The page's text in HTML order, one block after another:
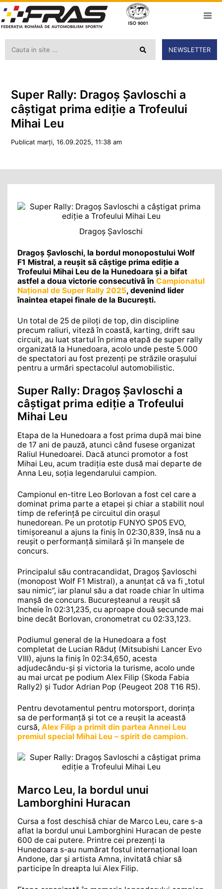
NEWSLETTER
Super Rally: Dragoș Șavloschi a
câștigat prima ediție a Trofeului
Mihai Leu
Publicat marți, 16.09.2025, 11:38 am
Dragoș Șavloschi
Dragoș Șavloschi, la bordul monopostului Wolf
F1 Mistral, a reușit să câștige prima ediție a
Trofeului Mihai Leu de la Hunedoara și a bifat
astfel a doua victorie consecutivă în Campionatul
Național de Super Rally 2025, devenind lider
înaintea etapei finale de la București.
Un total de 25 de piloți de top, din discipline
precum raliuri, viteză în coastă, karting, drift sau
circuit, au luat startul în prima etapă de super rally
organizată la Hunedoara, acolo unde peste 5.000
de spectatori au fost prezenți pe străzile orașului
pentru a urmări spectacolul automobilistic.
Super Rally: Dragoș Șavloschi a
câștigat prima ediție a Trofeului
Mihai Leu
Etapa de la Hunedoara a fost prima după mai bine
de 17 ani de pauză, atunci când fusese organizat
Raliul Hunedoarei. Dacă atunci promotor a fost
Mihai Leu, acum tradiția este dusă mai departe de
Anna Leu, soția legendarului campion.
Campionul en-titre Leo Borlovan a fost cel care a
dominat prima parte a etapei și chiar a stabilit noul
timp de referință pe circuitul din orașul
hunedorean. Pe un prototip FUNYO SP05 EVO,
timișoreanul a ajuns la finiș în 02:30,839, însă nu a
reușit o performanță similară și în manșele de
concurs.
Principalul său contracandidat, Dragoș Șavloschi
(monopost Wolf F1 Mistral), a anunțat că va fi „totul
sau nimic”, iar planul său a dat roade chiar în ultima
manșă de concurs. Bucureșteanul a reușit să
încheie în 02:31,235, cu aproape două secunde mai
bine decât Borlovan, cronometrat cu 02:33,123.
Podiumul general de la Hunedoara a fost
completat de Lucian Răduț (Mitsubishi Lancer Evo
VIII), ajuns la finiș în 02:34,650, acesta
adjudecându-și și victoria la turisme, acolo unde
au mai urcat pe podium Alex Filip (Skoda Fabia
Rally2) și Tudor Adrian Pop (Peugeot 208 T16 R5).
Pentru devotamentul pentru motorsport, dorința
sa de performanță și tot ce a reușit la această
cursă, Alex Filip a primit din partea Annei Leu
premiul special Mihai Leu – spirit de campion.
Marco Leu, la bordul unui
Lamborghini Huracan
Cursa a fost deschisă chiar de Marco Leu, care s-a
aflat la bordul unui Lamborghini Huracan de peste
600 de cai putere. Printre cei prezenți la
Hunedoara s-au numărat fostul internațional Ioan
Andone, dar și artista Amna, invitată chiar să
participe în dreapta lui Alex Filip.